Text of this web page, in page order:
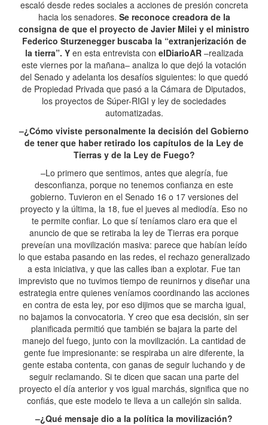
escaló desde redes sociales a acciones de presión concreta
hacia los senadores. Se reconoce creadora de la
consigna de que el proyecto de Javier Milei y el ministro
Federico Sturzenegger buscaba la “extranjerización de
la tierra”. Y en esta entrevista con elDiarioAR–realizada
este viernes por la mañana– analiza lo que dejó la votación
del Senado y adelanta los desafíos siguientes: lo que quedó
de Propiedad Privada que pasó a la Cámara de Diputados,
los proyectos de Súper-RIGI y ley de sociedades
automatizadas.
–¿Cómo viviste personalmente la decisión del Gobierno
de tener que haber retirado los capítulos de la Ley de
Tierras y de la Ley de Fuego?
–Lo primero que sentimos, antes que alegría, fue
desconfianza, porque no tenemos confianza en este
gobierno. Tuvieron en el Senado 16 o 17 versiones del
proyecto y la última, la 18, fue el jueves al mediodía. Eso no
te permite confiar. Lo que sí teníamos claro era que el
anuncio de que se retiraba la ley de Tierras era porque
preveían una movilización masiva: parece que habían leído
lo que estaba pasando en las redes, el rechazo generalizado
a esta iniciativa, y que las calles iban a explotar. Fue tan
imprevisto que no tuvimos tiempo de reunirnos y diseñar una
estrategia entre quienes veníamos coordinando las acciones
en contra de esta ley, por eso dijimos que se marcha igual,
no bajamos la convocatoria. Y creo que esa decisión, sin ser
planificada permitió que también se bajara la parte del
manejo del fuego, junto con la movilización. La cantidad de
gente fue impresionante: se respiraba un aire diferente, la
gente estaba contenta, con ganas de seguir luchando y de
seguir reclamando. Si te dicen que sacan una parte del
proyecto el día anterior y vos igual marchás, significa que no
confiás, que este modelo te lleva a un callejón sin salida.
–¿Qué mensaje dio a la política la movilización?